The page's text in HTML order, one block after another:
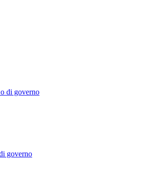
di governo
governo